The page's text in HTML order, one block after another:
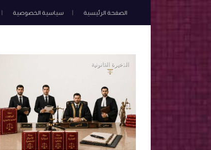
الصفحة الرئيسية سياسية الخصوصية